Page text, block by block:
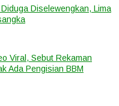
Diselewengkan, Lima
Viral, Sebut Rekaman
Ada Pengisian BBM